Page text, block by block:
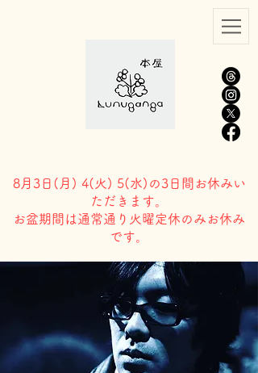
8月3日( 月) 4(火) 5(水)の3日間お休みい
ただきます。
​お盆期間は通常通り火曜定休のみお休み
です。